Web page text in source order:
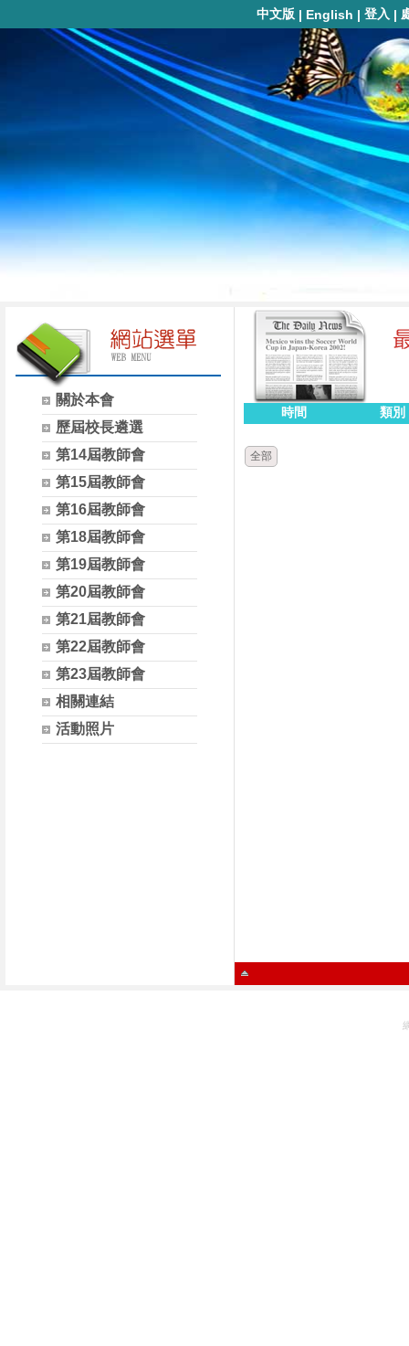
中文版 | English | 登入 |
關於本會
歷屆校長遴選
第14屆教師會
第15屆教師會
第16屆教師會
第18屆教師會
第19屆教師會
第20屆教師會
第21屆教師會
第22屆教師會
第23屆教師會
相關連結
活動照片
時間 類別
全部